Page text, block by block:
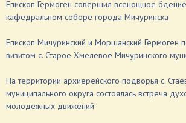
Епископ Гермоген совершил всенощное
кафедральном соборе города Мичуринска
Епископ Мичуринский и Моршанский Гермоген
визитом с. Старое Хмелевое Мичуринского
На территории архиерейского подворья с.
муниципального округа состоялась встреча
молодежных движений